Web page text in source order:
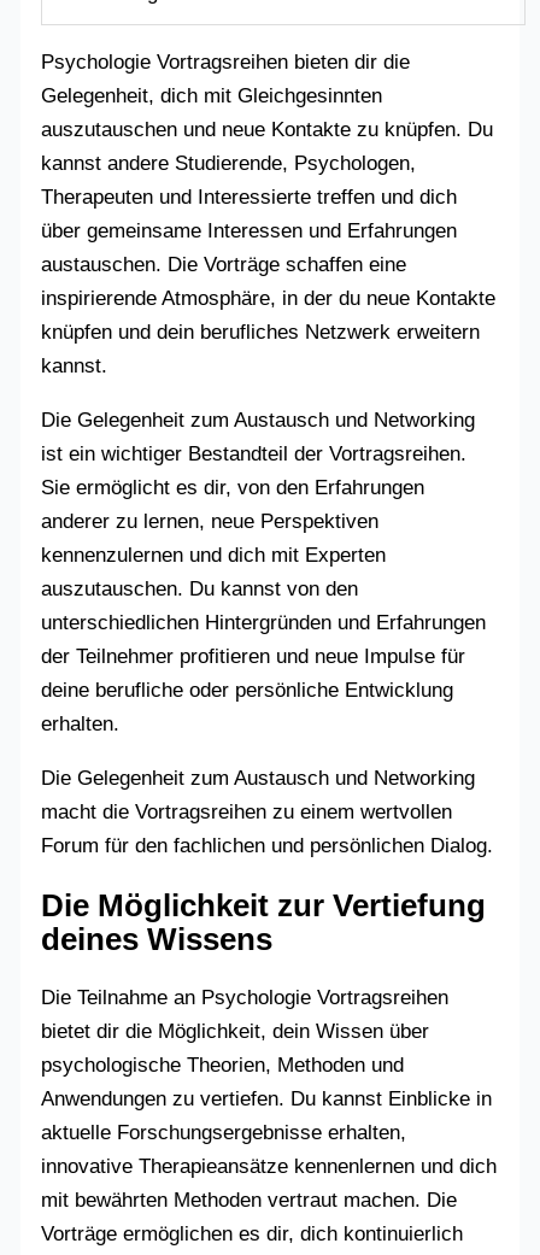
Psychologie Vortragsreihen bieten dir die
Gelegenheit, dich mit Gleichgesinnten
auszutauschen und neue Kontakte zu knüpfen. Du
kannst andere Studierende, Psychologen,
Therapeuten und Interessierte treffen und dich
über gemeinsame Interessen und Erfahrungen
austauschen. Die Vorträge schaffen eine
inspirierende Atmosphäre, in der du neue Kontakte
knüpfen und dein berufliches Netzwerk erweitern
kannst.
Die Gelegenheit zum Austausch und Networking
ist ein wichtiger Bestandteil der Vortragsreihen.
Sie ermöglicht es dir, von den Erfahrungen
anderer zu lernen, neue Perspektiven
kennenzulernen und dich mit Experten
auszutauschen. Du kannst von den
unterschiedlichen Hintergründen und Erfahrungen
der Teilnehmer profitieren und neue Impulse für
deine berufliche oder persönliche Entwicklung
erhalten.
Die Gelegenheit zum Austausch und Networking
macht die Vortragsreihen zu einem wertvollen
Forum für den fachlichen und persönlichen Dialog.
Die Möglichkeit zur Vertiefung
deines Wissens
Die Teilnahme an Psychologie Vortragsreihen
bietet dir die Möglichkeit, dein Wissen über
psychologische Theorien, Methoden und
Anwendungen zu vertiefen. Du kannst Einblicke in
aktuelle Forschungsergebnisse erhalten,
innovative Therapieansätze kennenlernen und dich
mit bewährten Methoden vertraut machen. Die
Vorträge ermöglichen es dir, dich kontinuierlich